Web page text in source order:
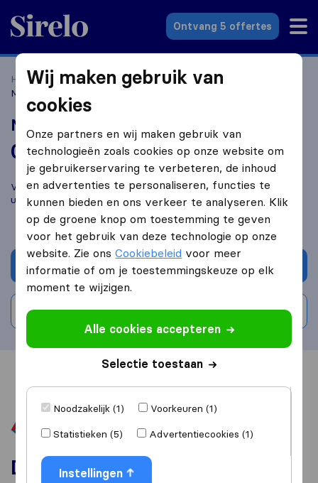
Sirelo.nl
Ontvang 5 offertes
Home Verhuisbedrijven
Verhuisbedrijven 's-Heerenberg
Mainfreight Holding B.V.
Mainfreight Holding B.V.
0,0 gebaseerd op1
Sirelo en Google reviews
Vergelijk Mainfreight Holding B.V. met andereverhuisbedrijven
uit
's-Heerenberg
Vraag offerte aan
Schrijf beoordeling
Diensten
Wij maken gebruik van
cookies
Onze partners en wij maken gebruik van
technologieën zoals cookies op onze website om
je gebruikerservaring te verbeteren, de inhoud
en advertenties te personaliseren, functies te
kunnen bieden en ons verkeer te analyseren. Klik
op de groene knop om toestemming te geven
voor het gebruik van deze technologie op onze
website. Zie onsCookiebeleid voor meer
informatie of om je toestemmingskeuze op elk
moment te wijzigen.
Alle cookies accepteren
Selectie toestaan
Noodzakelijk (1)
Voorkeuren (1)
Statistieken (5)
Advertentiecookies (1)
Instellingen